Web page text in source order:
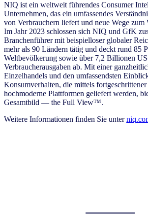
NIQ ist ein weltweit führendes Consumer
Unternehmen, das ein umfassendes
von Verbrauchern liefert und neue Wege zum
Im Jahr 2023 schlossen sich NIQ und GfK
Branchenführer mit beispielloser globaler
mehr als 90 Ländern tätig und deckt rund 85
Weltbevölkerung sowie über 7,2 Billionen
Verbraucherausgaben ab. Mit einer
Einzelhandels und den umfassendsten
Konsumverhalten, die mittels
hochmoderne Plattformen geliefert werden,
Gesamtbild — the Full View™.
Weitere Informationen finden Sie unter